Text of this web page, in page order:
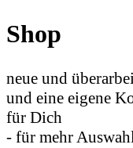
Shop
neue und
und eine eigene
für Dich
- für mehr